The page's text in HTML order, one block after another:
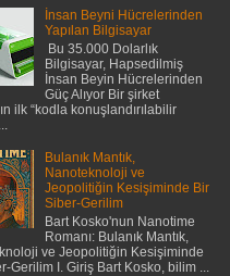
İnsan Beyni Hücrelerinden
Yapılan Bilgisayar
Bu 35.000 Dolarlık
Bilgisayar, Hapsedilmiş
İnsan Beyin Hücrelerinden
Güç Alıyor Bir şirket
ilk “kodla konuşlandırılabilir
Bulanık Mantık,
Nanoteknoloji ve
Jeopolitiğin Kesişiminde Bir
Siber-Gerilim
Bart Kosko'nun Nanotime
Romanı: Bulanık Mantık,
ve Jeopolitiğin Kesişiminde
Gerilim I. Giriş Bart Kosko, bilim ...